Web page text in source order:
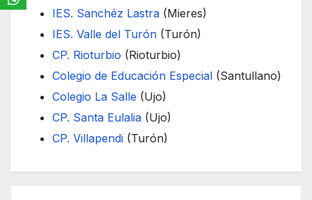
IES. Sanchéz Lastra (Mieres)
IES. Valle del Turón (Turón)
CP. Rioturbio (Rioturbio)
Colegio de Educación Especial (Santullano)
Colegio La Salle (Ujo)
CP. Santa Eulalia (Ujo)
CP. Villapendi (Turón)